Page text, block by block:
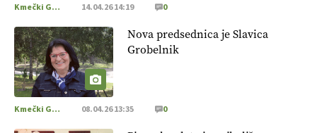
Kmečki Glas 14.04.26 14:19 0
Nova predsednica je Slavica
Grobelnik
Kmečki Glas 08.04.26 13:35 0